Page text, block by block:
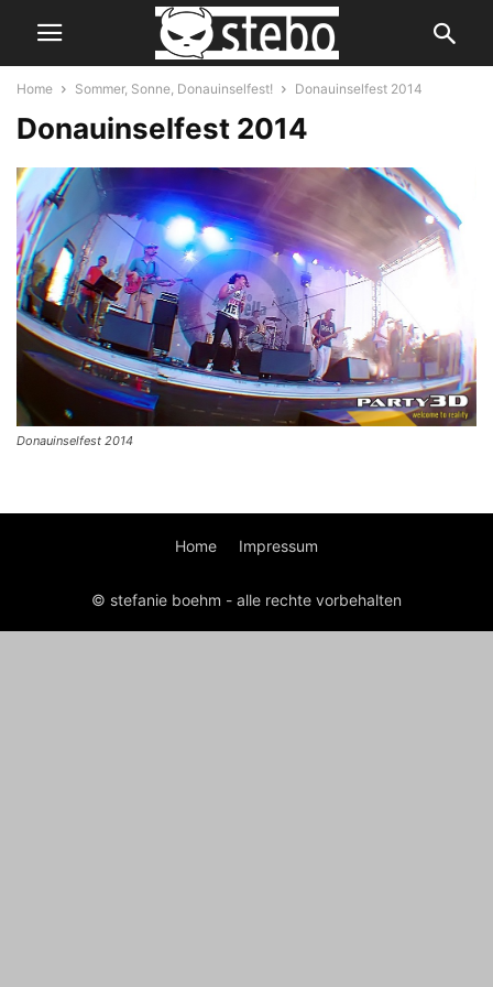
Home Sommer, Sonne, Donauinselfest! Donauinselfest 2014
Donauinselfest 2014
Donauinselfest 2014
Home Impressum
© stefanie boehm - alle rechte vorbehalten